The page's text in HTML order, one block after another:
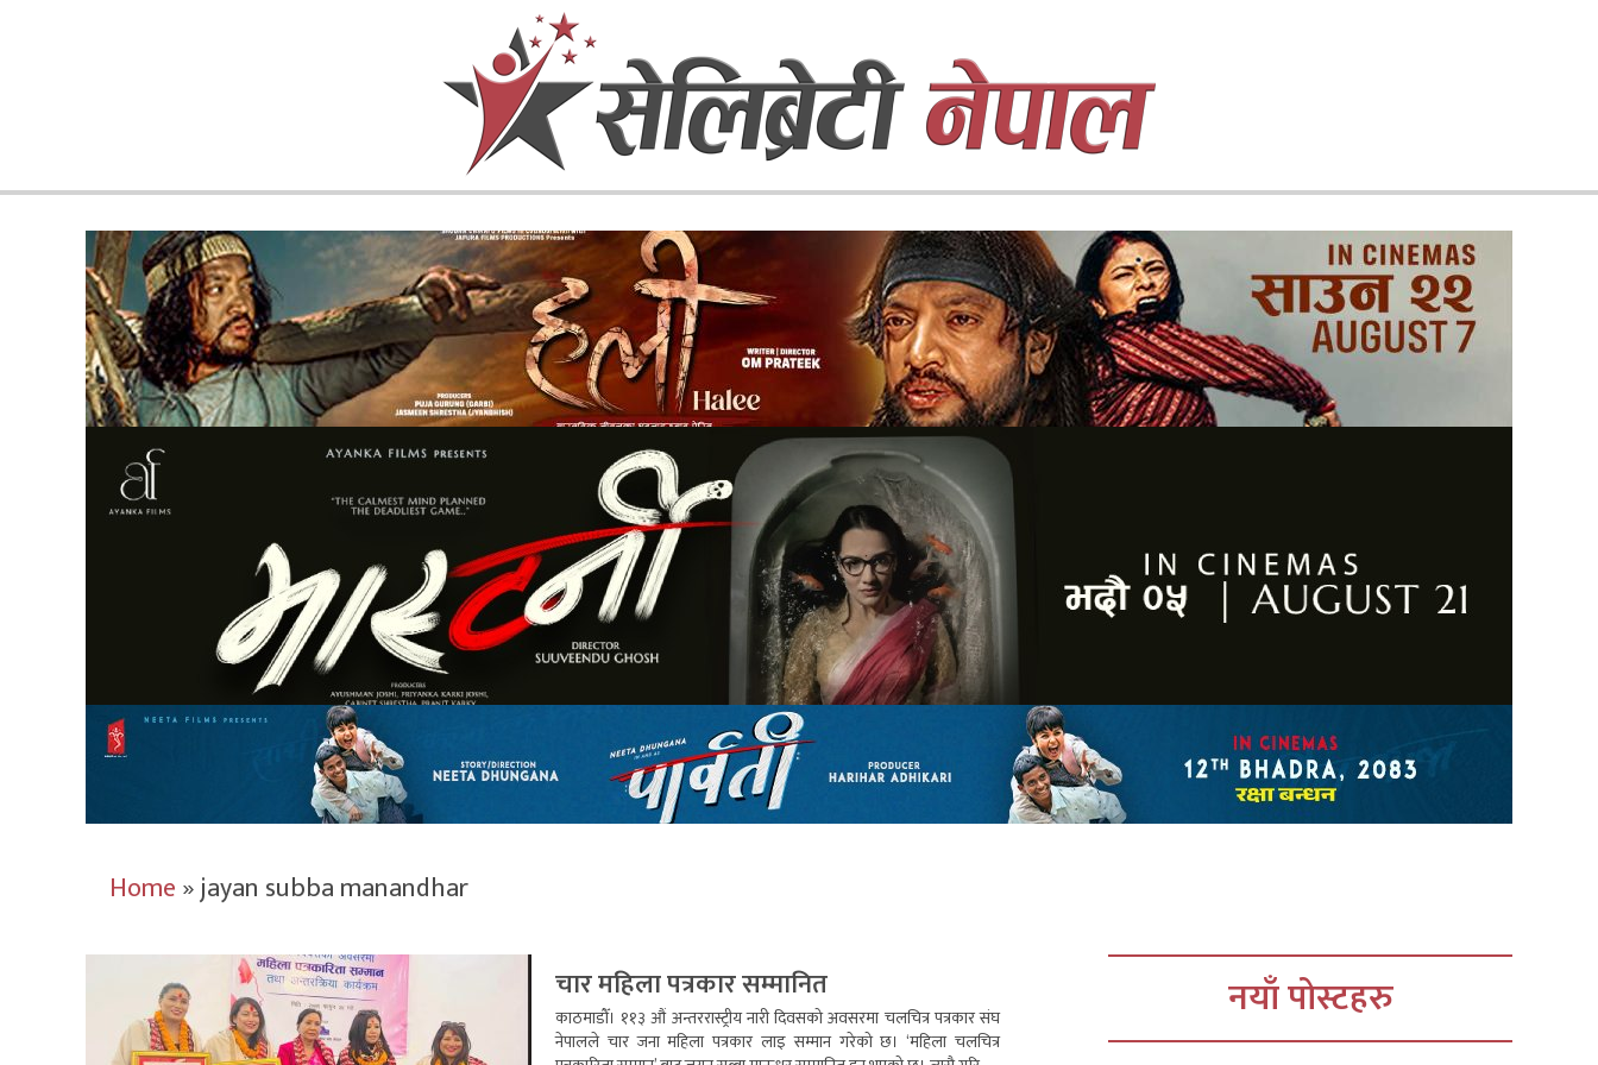
Home»jayan subba manandhar
चार महिला पत्रकार सम्मानित
काठमाडौँ। ११३ औं अन्तररास्ट्रीय नारी दिवसको अवसरमा चलचित्र पत्रकार संघ
नेपालले चार जना महिला पत्रकार लाइ सम्मान गरेको छ। ‘महिला चलचित्र
नयाँ पोस्टहरु